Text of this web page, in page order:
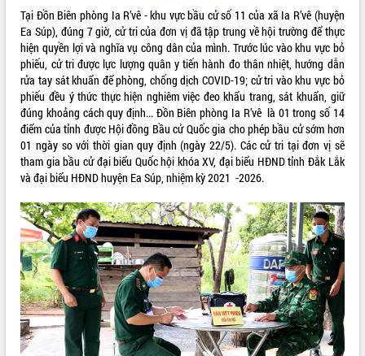
VIDEO
Khám bệnh, cấp phát thuốc miễn phí
Tại Đồn Biên phòng Ia R’vê - khu vực bầu cử số 11 của xã Ia R’vê (huyện
Ea Súp), đúng 7 giờ, cử tri của đơn vị đã tập trung về hội trường để thực
hiện quyền lợi và nghĩa vụ công dân của mình. Trước lúc vào khu vực bỏ
phiếu, cử tri được lực lượng quân y tiến hành đo thân nhiệt, hướng dẫn
rửa tay sát khuẩn để phòng, chống dịch COVID-19; cử tri vào khu vực bỏ
phiếu đều ý thức thực hiện nghiêm việc đeo khẩu trang, sát khuẩn, giữ
đúng khoảng cách quy định... Đồn Biên phòng Ia R’vê là 01 trong số 14
điểm của tỉnh được Hội đồng Bầu cử Quốc gia cho phép bầu cử sớm hơn
01 ngày so với thời gian quy định (ngày 22/5). Các cử tri tại đơn vị sẽ
tham gia bầu cử đại biểu Quốc hội khóa XV, đại biểu HĐND tỉnh Đắk Lắk
và đại biểu HĐND huyện Ea Súp, nhiệm kỳ 2021 -2026.